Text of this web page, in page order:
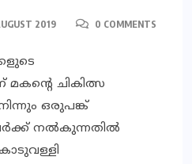
2019 0 COMMENTS
ചികിത്സ
ഒരുപങ്ക്
നല്‍കുന്നതില്‍